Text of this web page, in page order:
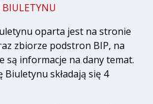
BIULETYNU
oparta jest na stronie
zbiorze podstron BIP, na
są informacje na dany temat.
Biuletynu składają się 4